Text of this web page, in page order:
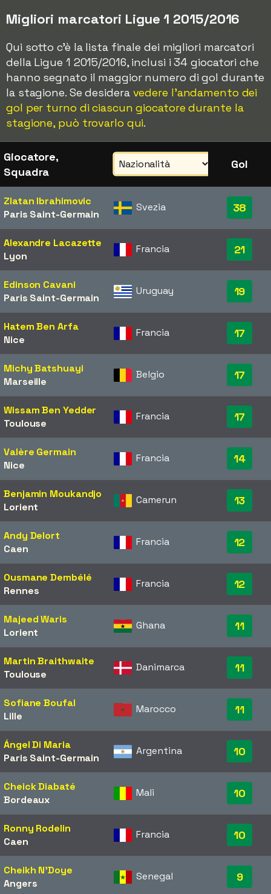
Migliori marcatori Ligue 1 2015/2016
Qui sotto c'è la lista finale dei migliori marcatori
della Ligue 1 2015/2016, inclusi i 34 giocatori che
hanno segnato il maggior numero di gol durante
la stagione. Se desidera vedere l'andamento dei
gol per turno di ciascun giocatore durante la
stagione, può trovarlo qui.
Giocatore,
Squadra
Gol
Zlatan Ibrahimovic
Paris Saint-Germain
Svezia 38
Alexandre Lacazette
Lyon
Francia 21
Edinson Cavani
Paris Saint-Germain
Uruguay 19
Hatem Ben Arfa
Nice
Francia 17
Michy Batshuayi
Marseille
Belgio 17
Wissam Ben Yedder
Toulouse
Francia 17
Valère Germain
Nice
Francia 14
Benjamin Moukandjo
Lorient
Camerun 13
Andy Delort
Caen
Francia 12
Ousmane Dembélé
Rennes
Francia 12
Majeed Waris
Lorient
Ghana 11
Martin Braithwaite
Toulouse
Danimarca 11
Sofiane Boufal
Lille
Marocco 11
Ángel Di Maria
Paris Saint-Germain
Argentina 10
Cheick Diabaté
Bordeaux
Mali 10
Ronny Rodelin
Caen
Francia 10
Cheikh N'Doye
Angers
Senegal 9